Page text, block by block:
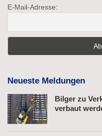
E-Mail-Adresse:
Neueste Meldungen
Bilger zu
verbaut